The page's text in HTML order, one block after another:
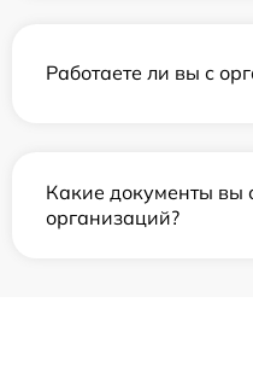
Работаете ли вы с
Какие документы вы
организаций?